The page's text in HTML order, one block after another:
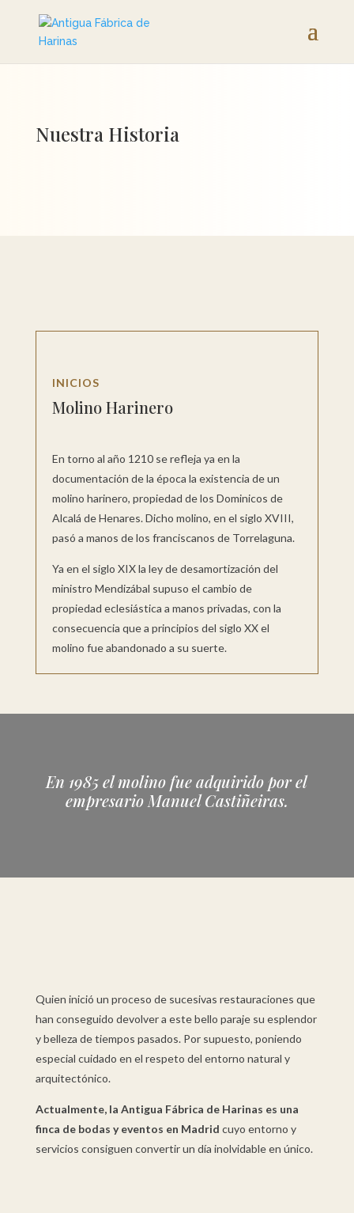
Nuestra Historia
INICIOS
Molino Harinero
En torno al año 1210 se refleja ya en la
documentación de la época la existencia de un
molino harinero, propiedad de los Dominicos de
Alcalá de Henares. Dicho molino, en el siglo XVIII,
pasó a manos de los franciscanos de Torrelaguna.
Ya en el siglo XIX la ley de desamortización del
ministro Mendizábal supuso el cambio de
propiedad eclesiástica a manos privadas, con la
consecuencia que a principios del siglo XX el
molino fue abandonado a su suerte.
En 1985 el molino fue adquirido por el
empresario Manuel Castiñeiras.
Quien inició un proceso de sucesivas restauraciones que
han conseguido devolver a este bello paraje su esplendor
y belleza de tiempos pasados. Por supuesto, poniendo
especial cuidado en el respeto del entorno natural y
arquitectónico.
Actualmente, la Antigua Fábrica de Harinas es una
finca de bodas y eventos en Madrid cuyo entorno y
servicios consiguen convertir un día inolvidable en único.